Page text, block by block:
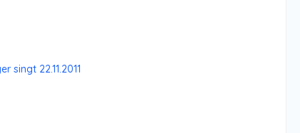
singt 22.11.2011